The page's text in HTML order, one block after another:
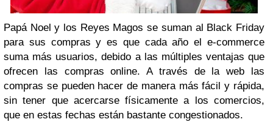
Papá Noel y los Reyes Magos se suman al Black Friday
para sus compras y es que cada año el e-commerce
suma más usuarios, debido a las múltiples ventajas que
ofrecen las compras online. A través de la web las
compras se pueden hacer de manera más fácil y rápida,
sin tener que acercarse físicamente a los comercios,
que en estas fechas están bastante congestionados.